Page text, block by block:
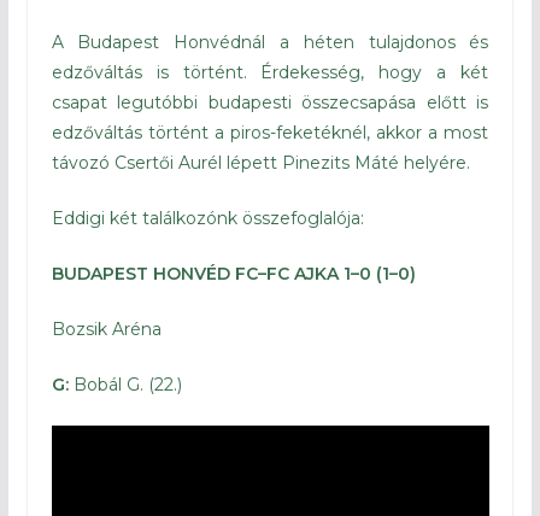
A Budapest Honvédnál a héten tulajdonos és
edzőváltás is történt. Érdekesség, hogy a két
csapat legutóbbi budapesti összecsapása előtt is
edzőváltás történt a piros-feketéknél, akkor a most
távozó Csertői Aurél lépett Pinezits Máté helyére.
Eddigi két találkozónk összefoglalója:
BUDAPEST HONVÉD FC–FC AJKA 1–0 (1–0)
Bozsik Aréna
G:Bobál G. (22.)